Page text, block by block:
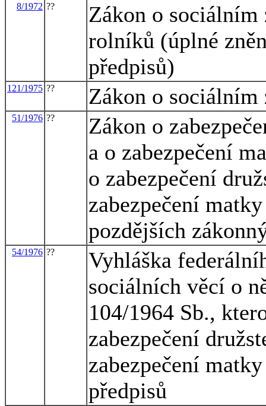
8/1972 ??
Zákon o sociálním
rolníků (úplné
předpisů)
121/1975 ?? Zákon o sociálním
51/1976 ??
Zákon o
a o zabezpečení
o zabezpečení
zabezpečení
pozdějších
54/1976 ??
Vyhláška
sociálních věcí o
104/1964 Sb.,
zabezpečení
zabezpečení
předpisů